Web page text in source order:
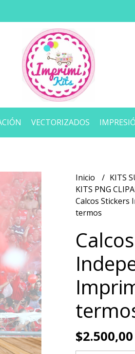
VECTORIZADOS
Inicio
KITS
KITS PNG
Calcos Stickers
termos
$2.500,00